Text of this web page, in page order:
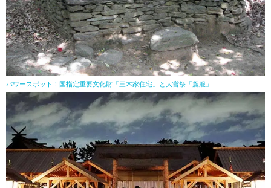
パワースポット！国指定重要文化財「三木家住宅」と大嘗祭「麁服」